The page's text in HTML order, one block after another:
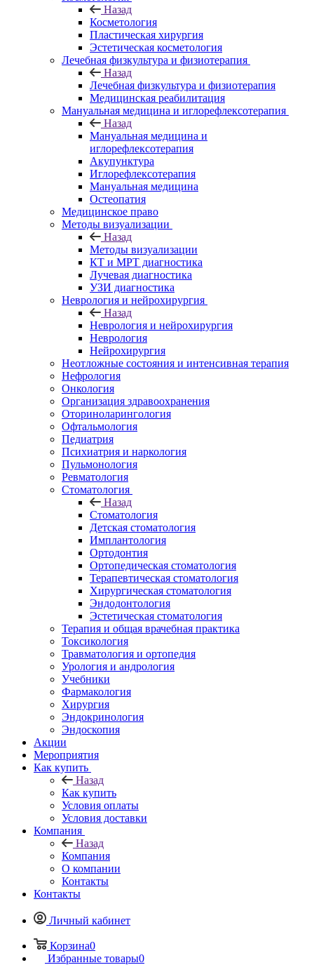
Назад
Косметология
Пластическая хирургия
Эстетическая косметология
Лечебная физкультура и физиотерапия
Назад
Лечебная физкультура и физиотерапия
Медицинская реабилитация
Мануальная медицина и иглорефлексотерапия
Назад
Мануальная медицина и
иглорефлексотерапия
Акупунктура
Иглорефлексотерапия
Мануальная медицина
Остеопатия
Медицинское право
Методы визуализации
Назад
Методы визуализации
КТ и МРТ диагностика
Лучевая диагностика
УЗИ диагностика
Неврология и нейрохирургия
Назад
Неврология и нейрохирургия
Неврология
Нейрохирургия
Неотложные состояния и интенсивная терапия
Нефрология
Онкология
Организация здравоохранения
Оториноларингология
Офтальмология
Педиатрия
Психиатрия и наркология
Пульмонология
Ревматология
Стоматология
Назад
Стоматология
Детская стоматология
Имплантология
Ортодонтия
Ортопедическая стоматология
Терапевтическая стоматология
Хирургическая стоматология
Эндодонтология
Эстетическая стоматология
Терапия и общая врачебная практика
Токсикология
Травматология и ортопедия
Урология и андрология
Учебники
Фармакология
Хирургия
Эндокринология
Эндоскопия
Акции
Мероприятия
Как купить
Назад
Как купить
Условия оплаты
Условия доставки
Компания
Назад
Компания
О компании
Контакты
Контакты
Личный кабинет
Корзина0
Избранные товары0